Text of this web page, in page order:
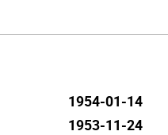
1954-01-14
1953-11-24